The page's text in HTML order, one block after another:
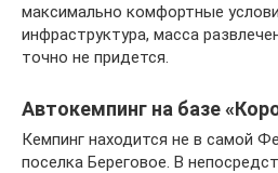
максимально комфортные
инфраструктура, масса
точно не придется.
Автокемпинг на базе
Кемпинг находится не в самой
поселка Береговое. В